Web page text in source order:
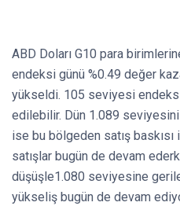
ABD Doları G10 para
endeksi günü %0.49 değer
yükseldi. 105 seviyesi
edilebilir. Dün 1.089
ise bu bölgeden satış baskısı
satışlar bugün de devam
düşüşle1.080 seviyesine
yükseliş bugün de devam